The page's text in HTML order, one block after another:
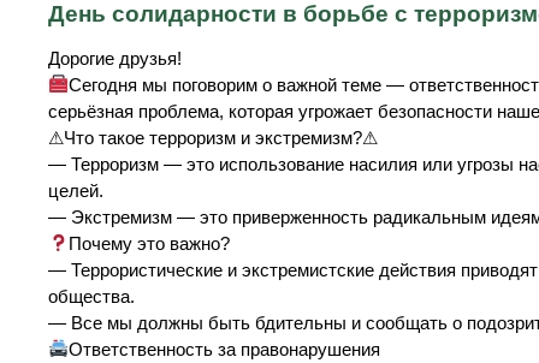
День солидарности в борьбе с
Дорогие друзья!
Сегодня мы поговорим о важной теме —
серьёзная проблема, которая угрожает безопасности
⚠Что такое терроризм и экстремизм?⚠
— Терроризм — это использование насилия или угрозы
целей.
— Экстремизм — это приверженность радикальным
Почему это важно?
— Террористические и экстремистские действия
общества.
— Все мы должны быть бдительны и сообщать о
Ответственность за правонарушения